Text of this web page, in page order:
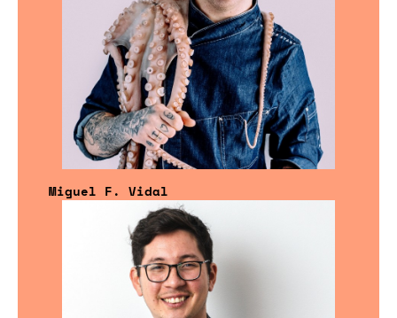
Miguel F. Vidal